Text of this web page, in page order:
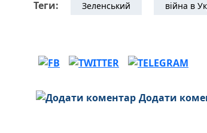
Теги: Зеленський війна в
Додати